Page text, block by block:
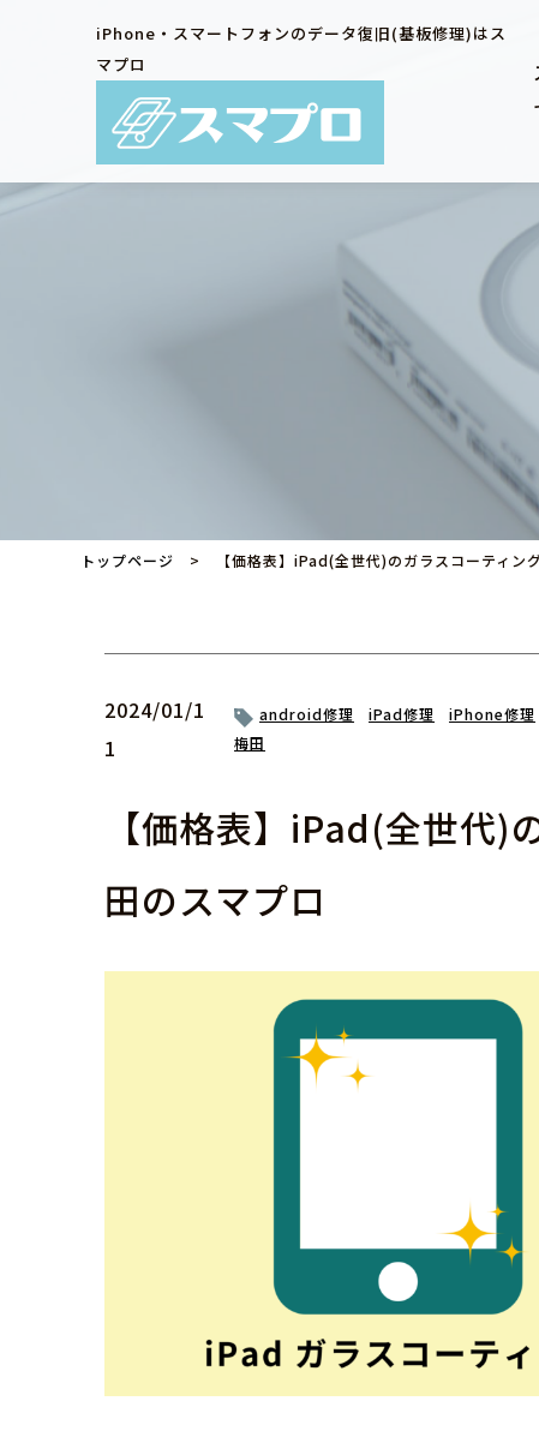
iPhone・スマートフォンのデータ復旧(基板修理)はス
マプロ
トップページ > 【価格表】iPad(全世代)のガラスコーティン
2024/01/1
1
android修理 iPad修理 iPhone修理
梅田
【価格表】iPad(全世代)
田のスマプロ